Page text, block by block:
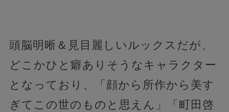
頭脳明晰＆見目麗しいルックスだが、
どこかひと癖ありそうなキャラクター
となっており、「顔から所作から美す
ぎてこの世のものと思えん」「町田啓